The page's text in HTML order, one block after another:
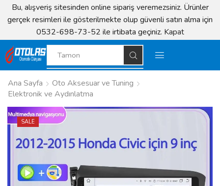
Bu, alışveriş sitesinden online sipariş veremezsiniz. Ürünler
gerçek resimleri ile gösterilmekte olup güvenli satın alma için
0532-698-73-52 ile irtibata geçiniz. Kapat
Tamon
Ana Sayfa
Oto Aksesuar ve Tuning
Elektronik ve Aydınlatma
SALE